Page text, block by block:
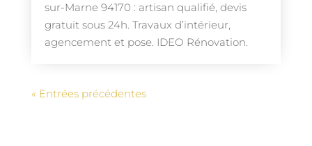
sur-Marne 94170 : artisan qualifié, devis
gratuit sous 24h. Travaux d’intérieur,
agencement et pose. IDEO Rénovation.
« Entrées précédentes